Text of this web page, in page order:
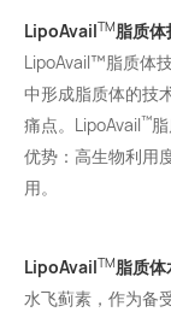
LipoAvailTM脂质
LipoAvail™脂质体
中形成脂质体的技
痛点。LipoAvail™
优势：高生物利用
用。
LipoAvailTM脂质体
水飞蓟素，作为备